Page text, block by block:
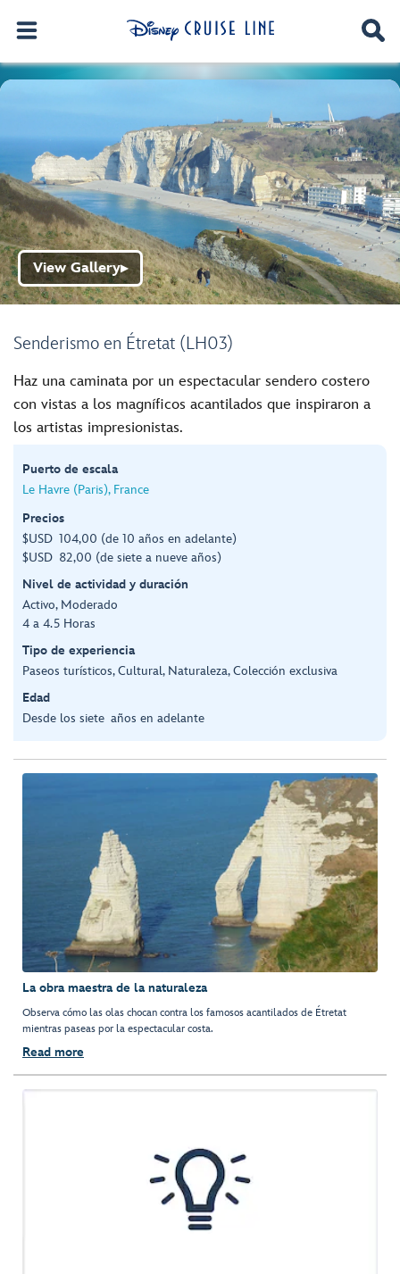
Senderismo en Étretat (LH03)
View Gallery▶
Haz una caminata por un espectacular sendero costero
con vistas a los magníficos acantilados que inspiraron a
los artistas impresionistas.
Puerto de escala
Le Havre (Paris), France
Precios
$USD 104,00 (de 10 años en adelante)
$USD 82,00 (de siete a nueve años)
Nivel de actividad y duración
Activo, Moderado
4 a 4.5 Horas
Tipo de experiencia
Paseos turísticos, Cultural, Naturaleza, Colección exclusiva
Edad
Desde los siete años en adelante
La obra maestra de la naturaleza
Observa cómo las olas chocan contra los famosos acantilados de Étretat
mientras paseas por la espectacular costa.
Read more